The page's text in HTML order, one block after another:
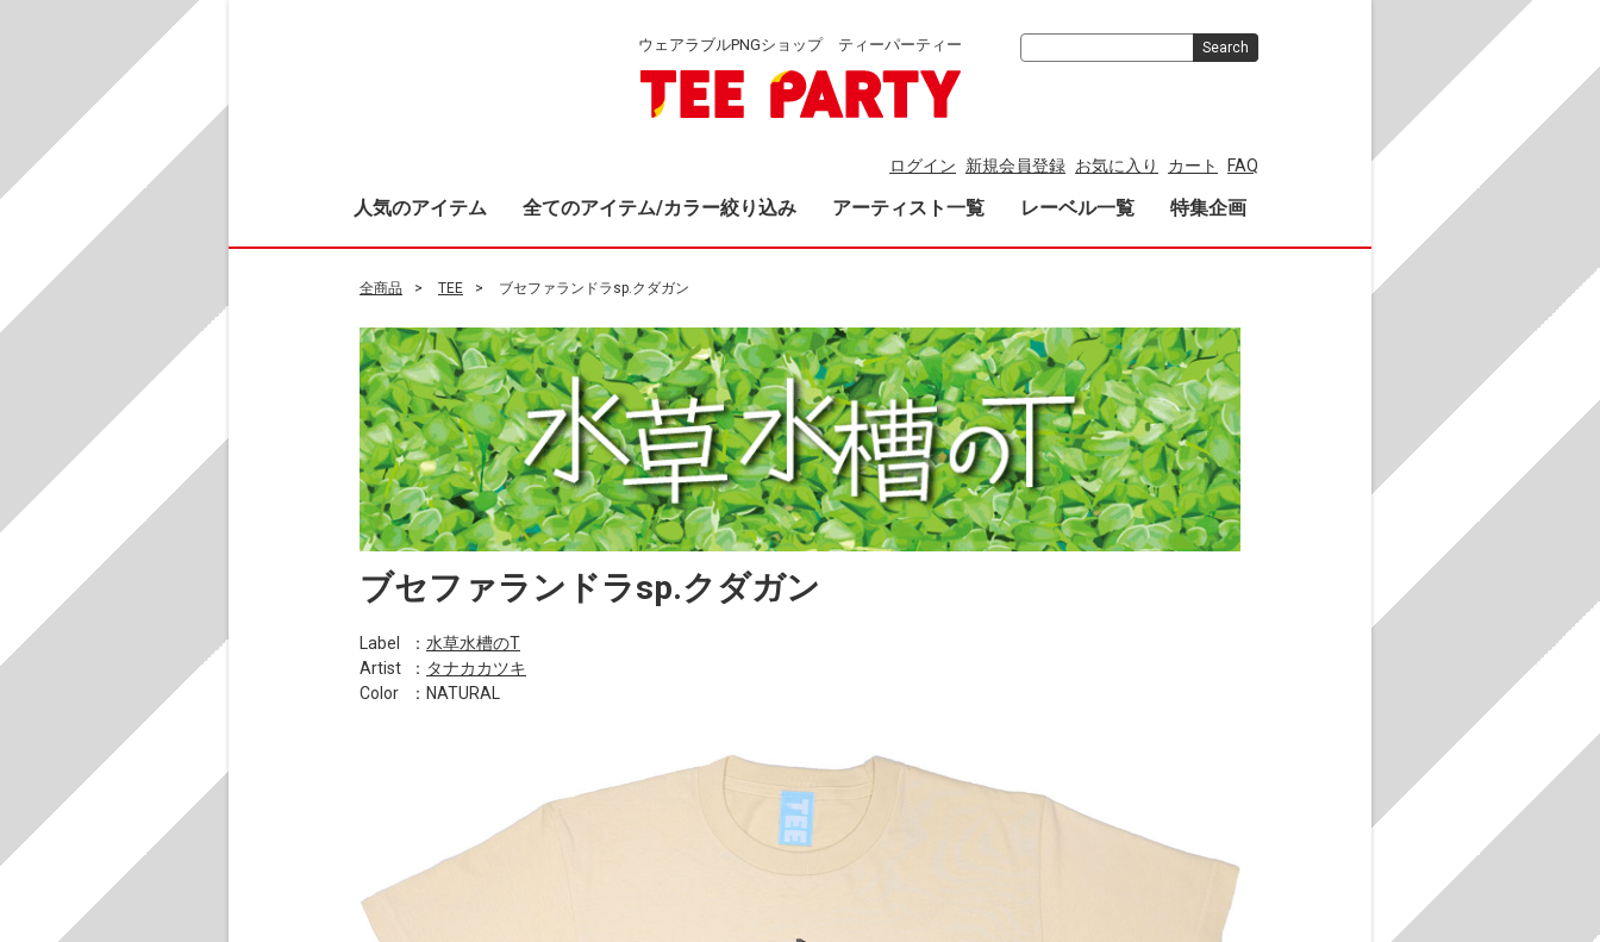
ウェアラブルPNGショップ ティーパーティー
ログイン 新規会員登録 お気に入り カート FAQ
人気のアイテム 全てのアイテム/カラー絞り込み アーティスト一覧 レーベル一覧 特集企画
Search
全商品 TEE ブセファランドラsp.クダガン
ブセファランドラsp.クダガン
Label ： 水草水槽のT
Artist
： タナカカツキ
Color
：NATURAL